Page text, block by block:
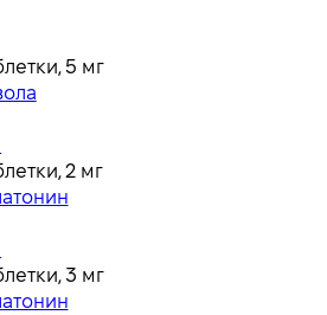
5 мг
2 мг
3 мг